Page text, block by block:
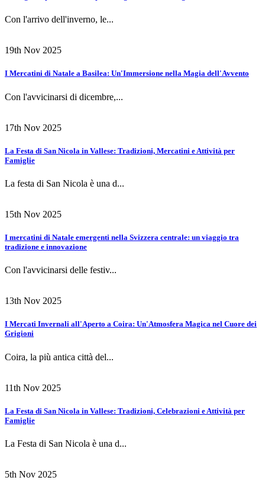
Con l'arrivo dell'inverno, le...
19th Nov 2025
I Mercatini di Natale a Basilea: Un'Immersione nella Magia dell'Avvento
Con l'avvicinarsi di dicembre,...
17th Nov 2025
La Festa di San Nicola in Vallese: Tradizioni, Mercatini e Attività per
Famiglie
La festa di San Nicola è una d...
15th Nov 2025
I mercatini di Natale emergenti nella Svizzera centrale: un viaggio tra
tradizione e innovazione
Con l'avvicinarsi delle festiv...
13th Nov 2025
I Mercati Invernali all'Aperto a Coira: Un'Atmosfera Magica nel Cuore dei
Grigioni
Coira, la più antica città del...
11th Nov 2025
La Festa di San Nicola in Vallese: Tradizioni, Celebrazioni e Attività per
Famiglie
La Festa di San Nicola è una d...
5th Nov 2025